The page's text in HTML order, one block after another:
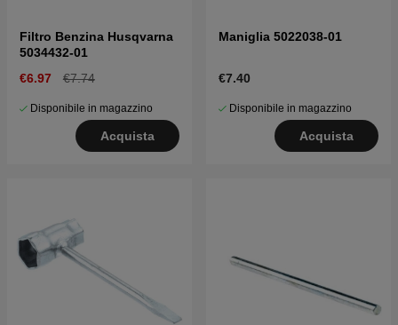
Filtro Benzina Husqvarna
5034432-01
€6.97
€7.74
Disponibile in magazzino
Acquista
Maniglia 5022038-01
€7.40
Disponibile in magazzino
Acquista